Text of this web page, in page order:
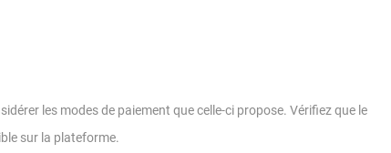
les modes de paiement que celle-ci propose. Vérifiez que le
sur la plateforme.